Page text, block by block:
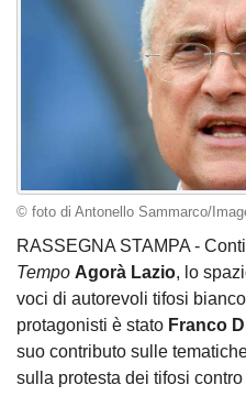
© foto di Antonello Sammarco/
RASSEGNA STAMPA -
Tempo Agorà Lazio, lo
voci di autorevoli tifosi
protagonisti è stato Franco
suo contributo sulle
sulla protesta dei tifosi contro